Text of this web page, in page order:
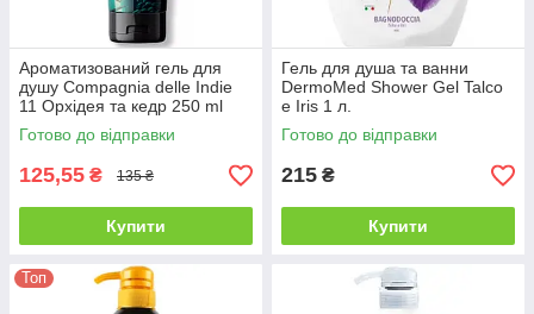
Ароматизований гель для
душу Compagnia delle Indie
11 Орхідея та кедр 250 ml
Готово до відправки
125,55 ₴ 135 ₴
Купити
Гель для душа та ванни
DermoMed Shower Gel Talco
e Iris 1 л.
Готово до відправки
215 ₴
Купити
Топ